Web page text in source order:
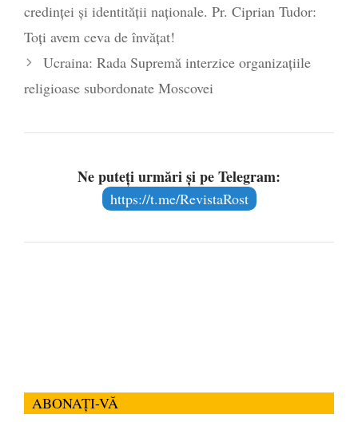
- 16 aprilie 2026
credinței și identității naționale. Pr. Ciprian Tudor:
Toți avem ceva de învățat!
Ucraina: Rada Supremă interzice organizațiile
religioase subordonate Moscovei
Ne puteți urmări și pe Telegram:
https://t.me/RevistaRost
ABONAȚI-VĂ